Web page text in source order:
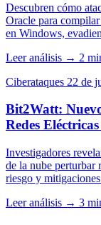
Descubren cómo
Oracle para
en Windows,
Leer análisis → 2
Ciberataques 22 de
Bit2Watt:
Redes
Investigadores
de la nube perturbar
riesgo y
Leer análisis → 3